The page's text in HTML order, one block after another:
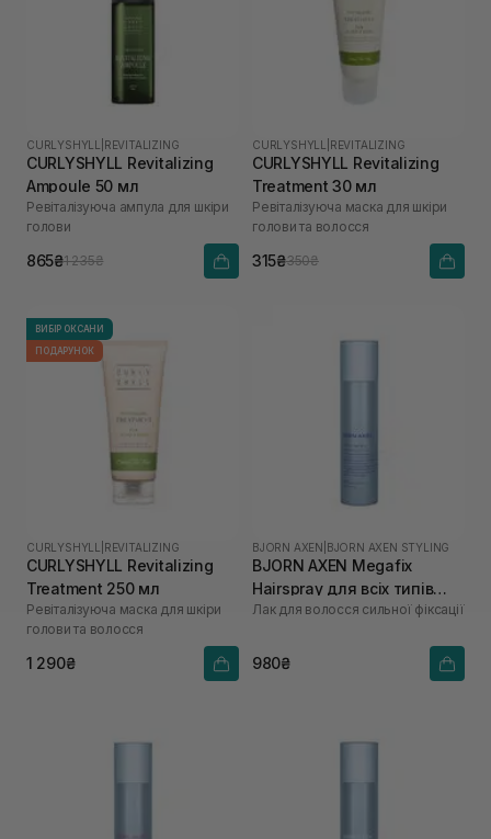
CURLYSHYLL REVITALIZING
CURLYSHYLL Revitalizing
Ampoule 50 мл
Ревіталізуюча ампула для шкіри
голови
865₴1 235₴
CURLYSHYLL REVITALIZING
CURLYSHYLL Revitalizing
Treatment 30 мл
Ревіталізуюча маска для шкіри
голови та волосся
315₴350₴
ВИБІР ОКСАНИ
ПОДАРУНОК
CURLYSHYLL REVITALIZING
CURLYSHYLL Revitalizing
Treatment 250 мл
Ревіталізуюча маска для шкіри
голови та волосся
1 290₴
BJORN AXEN BJORN AXEN STYLING
BJORN AXEN Megafix
Hairspray для всіх типів
волосся 250 мл
Лак для волосся сильної фіксації
980₴